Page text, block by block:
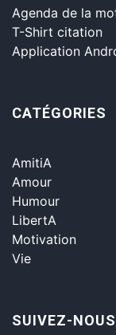
Agenda de la
T-Shirt citation
Application
CATÉGORIES
AmitiA
Amour
Humour
LibertA
Motivation
Vie
SUIVEZ-NOUS